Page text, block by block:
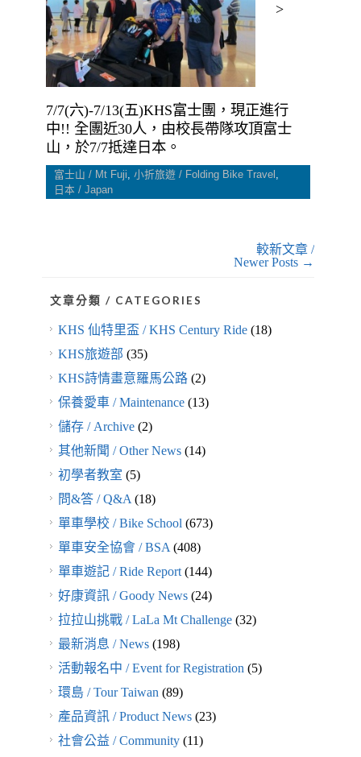
>
7/7(六)-7/13(五)KHS富士團，現正進行
中!! 全團近30人，由校長帶隊攻頂富士
山，於7/7抵達日本。
富士山 / Mt Fuji, 小折旅遊 / Folding Bike Travel ,
日本 / Japan
較新文章 /
Newer Posts →
文章分類 / CATEGORIES
KHS 仙特里盃 / KHS Century Ride(18)
KHS旅遊部 (35)
KHS詩情畫意羅馬公路(2)
保養愛車 / Maintenance(13)
儲存 / Archive(2)
其他新聞 / Other News(14)
初學者教室 (5)
問&答 / Q&A(18)
單車學校 / Bike School(673)
單車安全協會 / BSA(408)
單車遊記 / Ride Report(144)
好康資訊 / Goody News(24)
拉拉山挑戰 / LaLa Mt Challenge(32)
最新消息 / News(198)
活動報名中 / Event for Registration(5)
環島 / Tour Taiwan(89)
產品資訊 / Product News(23)
社會公益 / Community(11)